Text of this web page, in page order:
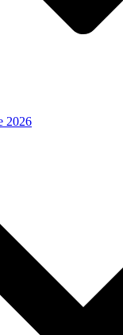
2026